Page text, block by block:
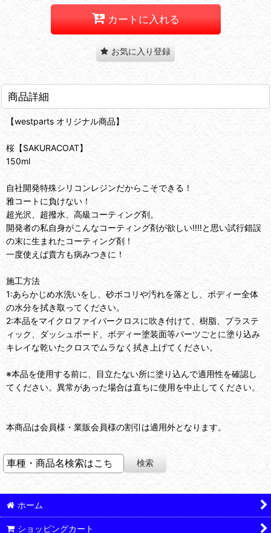
カートに入れる
お気に入り登録
商品詳細
【westparts オリジナル商品】
桜【SAKURACOAT】
150ml
自社開発特殊シリコンレジンだからこそできる！
雅コートに負けない！
超光沢、超撥水、高級コーティング剤。
開発者の私自身がこんなコーティング剤が欲しい‼︎‼︎と思い試行錯誤
の末に生まれたコーティング剤！
一度使えば貴方も病みつきに！
施工方法
1:あらかじめ水洗いをし、砂ボコリや汚れを落とし、ボディー全体
の水分を拭き取ってください。
2:本品をマイクロファイバークロスに吹き付けて、樹脂、プラステ
ィック、ダッシュボード、ボディー塗装面等パーツごとに塗り込み
キレイな乾いたクロスでムラなく拭き上げてください。
※本品を使用する前に、目立たない所に塗り込んで適用性を確認し
てください。異常があった場合は直ちに使用を中止してください。
本商品は会員様・業販会員様の割引は適用外となります。
ホーム
ショッピングカート